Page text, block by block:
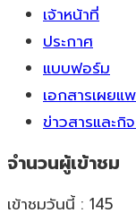
เจ้าหน้าที่
ประกาศ
แบบฟอร์ม
เอกสารเผยแ
ข่าวสารและกิ
จำนวนผู้เข้าชม
เข้าชมวันนี้ : 145